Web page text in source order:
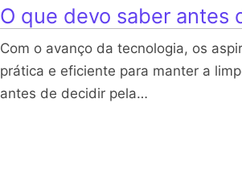
O que devo saber antes
Com o avanço da tecnologia, os
prática e eficiente para manter a
antes de decidir pela…